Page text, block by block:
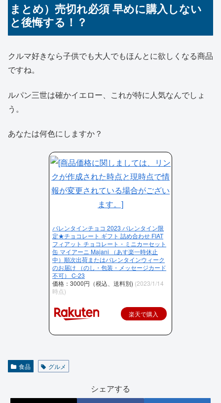
まとめ）売切れ必須 早めに購入しない
と後悔する！？
クルマ好きなら子供でも大人でもほんとに欲しくなる商品
ですね。
ルパン三世は確かイエロー、これが特に人気なんでしょ
う。
あなたは何色にしますか？
バレンタインチョコ 2023 バレンタイン限
定★チョコレート ギフト 詰め合わせ FIAT
フィアット チョコレート・ミニカーセット
缶 マイアーニ Majani （あす楽一時休止
中）順次出荷またはバレンタインウィーク
のお届け （のし・包装・メッセージカード
不可） C-23
価格：3000円（税込、送料別) (2023/1/14
時点)
楽天で購入
食品 グルメ
シェアする